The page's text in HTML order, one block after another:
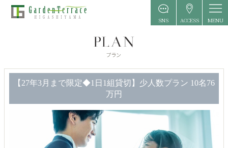
SNS ACCESS MENU
【27年3月まで限定◆1日1組貸切】少人数プラン 10名76
万円